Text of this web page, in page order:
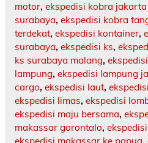
motor, ekspedisi kobra
surabaya, ekspedisi kobra
terdekat, ekspedisi kontainer,
surabaya, ekspedisi ks,
ks surabaya malang,
lampung, ekspedisi lampung
cargo, ekspedisi laut,
ekspedisi limas, ekspedisi
ekspedisi maju bersama,
makassar gorontalo,